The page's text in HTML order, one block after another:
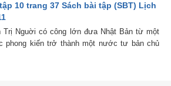
10 trang 37 Sách bài tập (SBT) Lịch
Trị Nguời có công lớn đưa Nhật Bản từ một
phong kiến trở thành một nước tư bản chủ